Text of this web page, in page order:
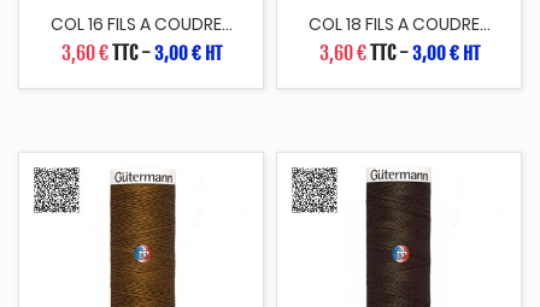
COL 16 FILS A COUDRE...
3,60 €TTC-3,00 € HT
COL 18 FILS A COUDRE...
3,60 €TTC-3,00 € HT